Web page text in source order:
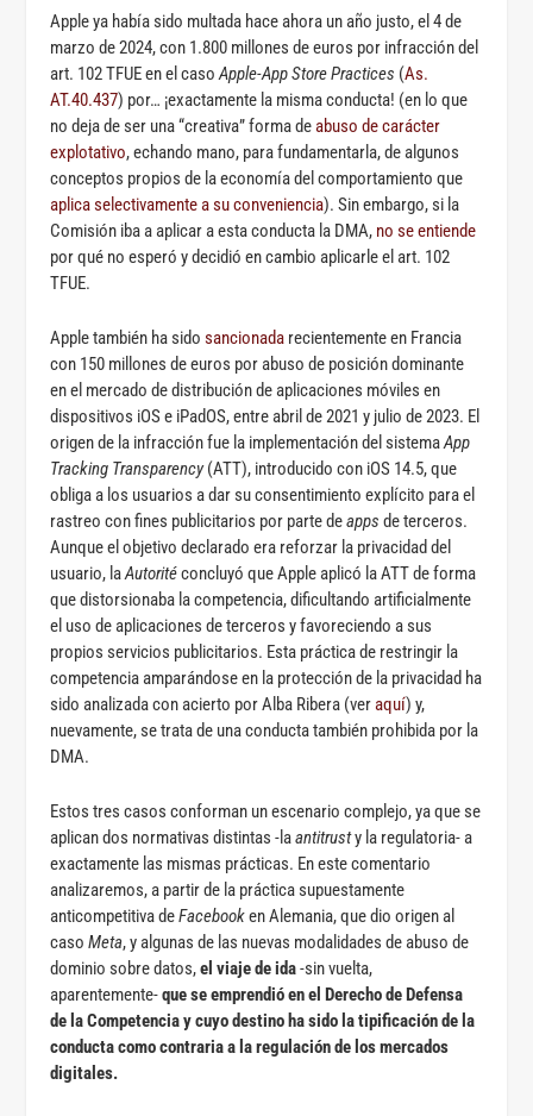
Apple ya había sido multada hace ahora un año justo, el 4 de
marzo de 2024, con 1.800 millones de euros por infracción del
art. 102 TFUE en el casoApple-App Store Practices (As.
AT.40.437) por… ¡exactamente la misma conducta! (en lo que
no deja de ser una “creativa” forma deabuso de carácter
explotativo, echando mano, para fundamentarla, de algunos
conceptos propios de la economía del comportamiento que
aplica selectivamente a su conveniencia). Sin embargo, si la
Comisión iba a aplicar a esta conducta la DMA, no se entiende
por qué no esperó y decidió en cambio aplicarle el art. 102
TFUE.
Apple también ha sidosancionada recientemente en Francia
con 150 millones de euros por abuso de posición dominante
en el mercado de distribución de aplicaciones móviles en
dispositivos iOS e iPadOS, entre abril de 2021 y julio de 2023. El
origen de la infracción fue la implementación del sistemaApp
Tracking Transparency(ATT), introducido con iOS 14.5, que
obliga a los usuarios a dar su consentimiento explícito para el
rastreo con fines publicitarios por parte deapps de terceros.
Aunque el objetivo declarado era reforzar la privacidad del
usuario, laAutoritéconcluyó que Apple aplicó la ATT de forma
que distorsionaba la competencia, dificultando artificialmente
el uso de aplicaciones de terceros y favoreciendo a sus
propios servicios publicitarios. Esta práctica de restringir la
competencia amparándose en la protección de la privacidad ha
sido analizada con acierto por Alba Ribera (veraquí) y,
nuevamente, se trata de una conducta también prohibida por la
DMA.
Estos tres casos conforman un escenario complejo, ya que se
aplican dos normativas distintas -laantitrusty la regulatoria- a
exactamente las mismas prácticas. En este comentario
analizaremos, a partir de la práctica supuestamente
anticompetitiva deFacebooken Alemania, que dio origen al
casoMeta, y algunas de las nuevas modalidades de abuso de
dominio sobre datos,el viaje de ida-sin vuelta,
aparentemente-que se emprendió en el Derecho de Defensa
de la Competencia y cuyo destino ha sido la tipificación de la
conducta como contraria a la regulación de los mercados
digitales.